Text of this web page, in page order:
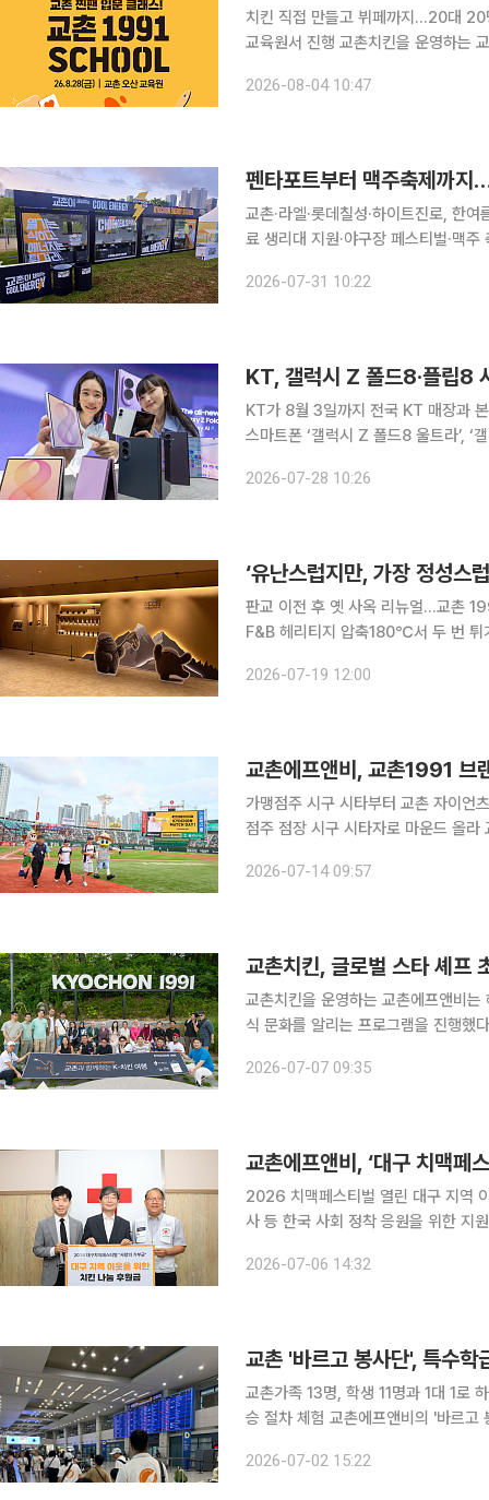
치킨 직접 만들고 뷔페까지…20대
교육원서 진행 교촌치킨을 운영하는 교촌에프앤비가 20대 고객과의 접점을 확대하기 위해 브랜드
쿨'은 참가자가 치킨을 직접 만들고
2026-08-04 10:47
펜타포트부터 맥주축제까지
교촌·라엘·롯데칠성·하이트진로, 한
료 생리대 지원·야구장 페스티벌·맥
2026-07-31 10:22
KT, 갤럭시 Z 폴드8·플립8
KT가 8월 3일까지 전국 KT 매장과
스마트폰 ‘갤럭시 Z 폴드8 울트라’, ‘
였다. KT는 사전 예약 기간 내 전 채
2026-07-28 10:26
판교 이전 후 옛 사옥 리뉴얼...교촌
F&B 헤리티지 압축180℃서 두 번 튀
에프앤비 오산교육원’을 찾았다. 이곳
2026-07-19 12:00
교촌에프앤비, 교촌1991 브
가맹점주 시구 시타부터 교촌 자이언
점주 점장 시구 시타자로 마운드 올라 교촌에프앤비가 롯데 자이언츠와 함께 가맹점주와 직원이 참
14일 부산 사직야구장에서 '교촌
2026-07-14 09:57
교촌치킨, 글로벌 스타 셰프
교촌치킨을 운영하는 교촌에프앤비는 해외 유명 셰프와 요리연구가를 한국으로 초청해 K-치킨과 미
식 문화를 알리는 프로그램을 진행했다고 7일 밝혔다. 이번 프로그램
을 확인할 수 있도록 마련됐다. 한국
2026-07-07 09:35
교촌에프앤비, ‘대구 치맥페
2026 치맥페스티벌 열린 대구 지역
사 등 한국 사회 정착 응원을 위한 지원 교촌치킨을 운영하는 교촌에프앤비가 대구지역 이주민
사 대구광역시지사에서 '2026 대구
2026-07-06 14:32
교촌 '바르고 봉사단', 특수학
교촌가족 13명, 학생 11명과 1대 1로
승 절차 체험 교촌에프앤비의 '바르고 봉사단'이 특수학급 학생들과 공항철도 체험학습을 진행했다.
항터미널과 인천국제공항을 방문하
2026-07-02 15:22